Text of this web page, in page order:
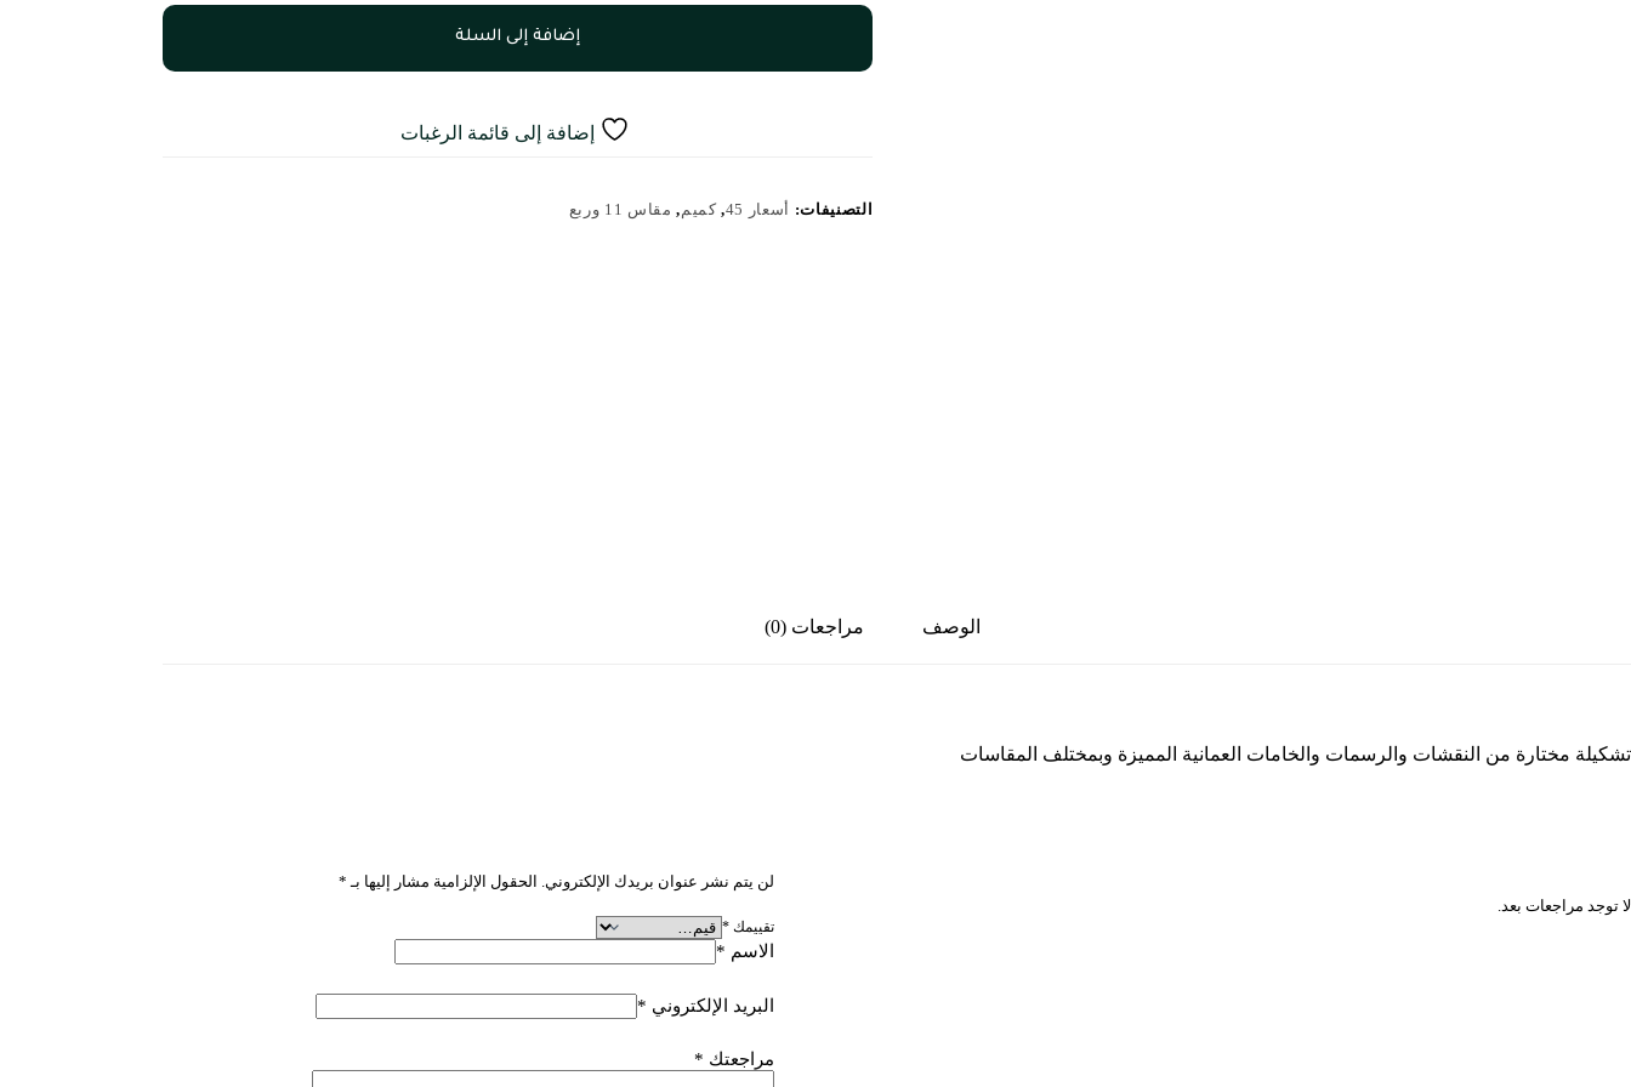
إضافة إلى السلة
إضافة إلى قائمة الرغبات
التصنيفات: أسعار 45 ,كميم , مقاس 11 وربع
الوصف مراجعات (0)
تشكيلة مختارة من النقشات والرسمات والخامات العمانية المميزة وبمختلف المقاسات
لا توجد مراجعات بعد.
لن يتم نشر عنوان بريدك الإلكتروني. الحقول الإلزامية مشار إليها بـ *
تقييمك *
الاسم *
البريد الإلكتروني *
مراجعتك *